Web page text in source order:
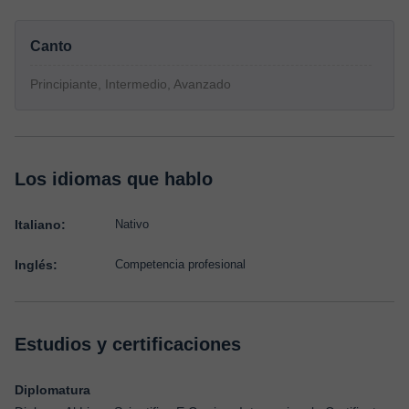
Canto
Principiante, Intermedio, Avanzado
Los idiomas que hablo
Italiano: Nativo
Inglés: Competencia profesional
Estudios y certificaciones
Diplomatura